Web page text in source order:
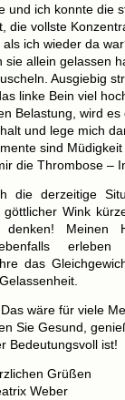
und ich konnte die
die vollste
ich wieder da
allein gelassen
Ausgiebig
linke Bein viel
Belastung, wird es
und lege mich
sind
die Thrombose –
die derzeitige
Wink
Meinen
das
wäre für viele
Sie Gesund,
Bedeutungsvoll ist!
Grüßen
Weber